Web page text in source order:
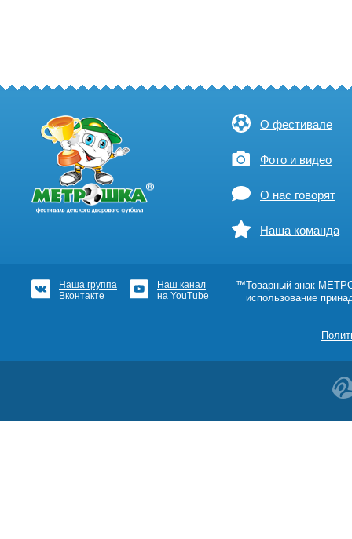
О фестивале
Фото и видео
О нас говорят
Наша команда
Наша группа
Вконтакте
Наш канал
на YouTube
™Товарный знак
использование